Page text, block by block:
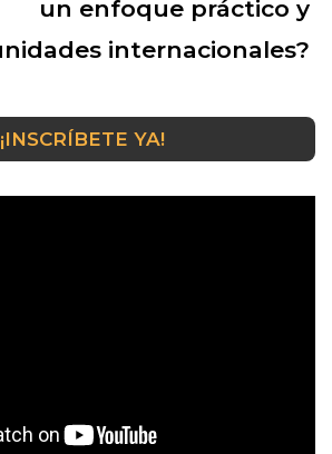
un enfoque práctico y
internacionales?
¡INSCRÍBETE YA!